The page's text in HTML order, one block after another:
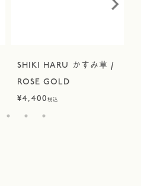
SHIKI HARU かすみ草 /
ROSE GOLD
¥4,400税込